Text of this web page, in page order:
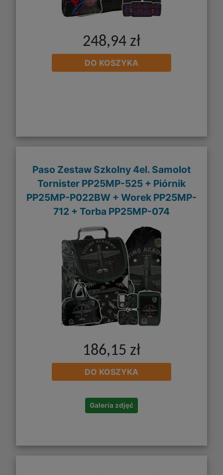
248,94 zł
DO KOSZYKA
Paso Zestaw Szkolny 4el. Samolot
Tornister PP25MP-525 + Piórnik
PP25MP-P022BW + Worek PP25MP-
712 + Torba PP25MP-074
186,15 zł
DO KOSZYKA
Galeria zdjęć